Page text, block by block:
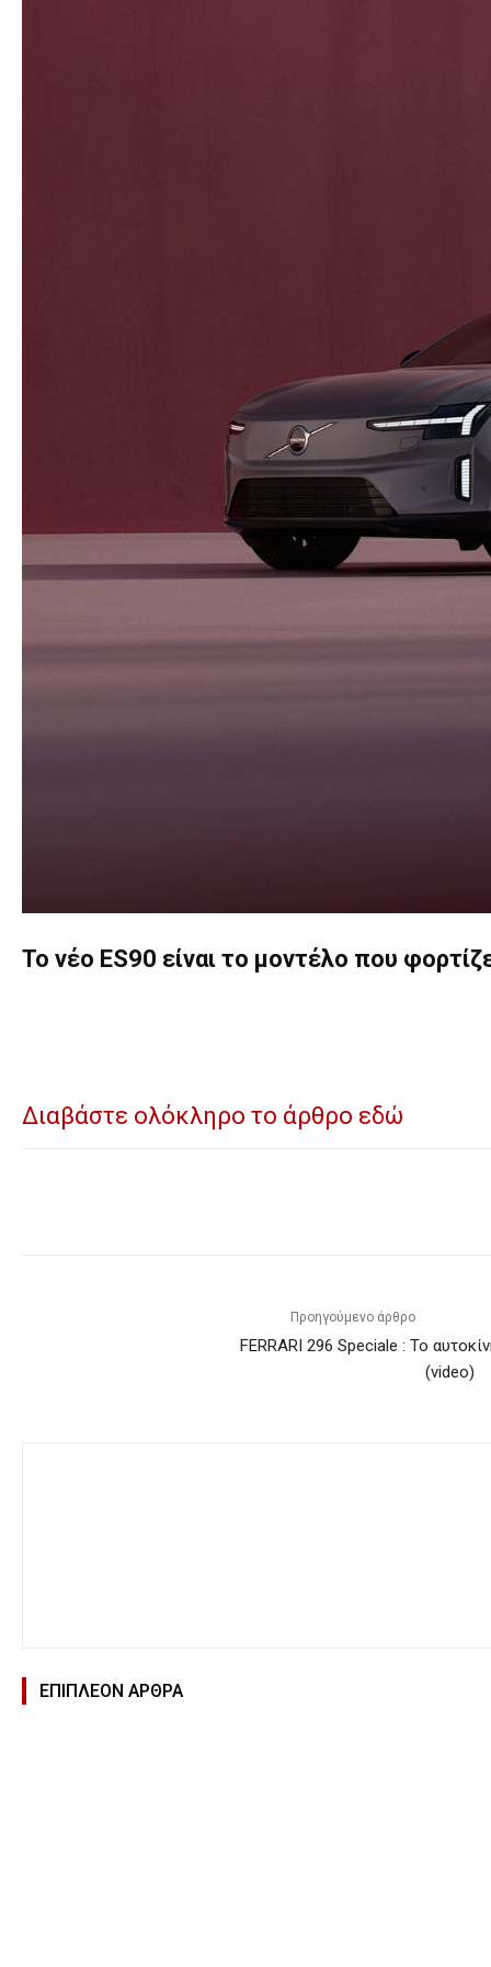
Το νέο ES90 είναι το μοντέλο που
Διαβάστε ολόκληρο το άρθρο εδώ
Προηγούμενο άρθρο
FERRARI 296 Speciale : Το
(video)
ΕΠΙΠΛΕΟΝ ΑΡΘΡΑ